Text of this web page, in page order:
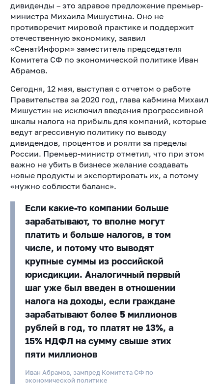
дивиденды – это здравое предложение премьер-
министра Михаила Мишустина. Оно не
противоречит мировой практике и поддержит
отечественную экономику, заявил
«СенатИнформ» заместитель председателя
Комитета СФ по экономической политике Иван
Абрамов.
Сегодня, 12 мая, выступая с отчетом о работе
Правительства за 2020 год, глава кабмина Михаил
Мишустин не исключил введения прогрессивной
шкалы налога на прибыль для компаний, которые
ведут агрессивную политику по выводу
дивидендов, процентов и роялти за пределы
России. Премьер-министр отметил, что при этом
важно не убить в бизнесе желание создавать
новые продукты и экспортировать их, а потому
«нужно соблюсти баланс».
Если какие-то компании больше
зарабатывают, то вполне могут
платить и больше налогов, в том
числе, и потому что выводят
крупные суммы из российской
юрисдикции. Аналогичный первый
шаг уже был введен в отношении
налога на доходы, если граждане
зарабатывают более 5 миллионов
рублей в год, то платят не 13%, а
15% НДФЛ на сумму свыше этих
пяти миллионов
Иван Абрамов, зампред Комитета СФ по
экономической политике